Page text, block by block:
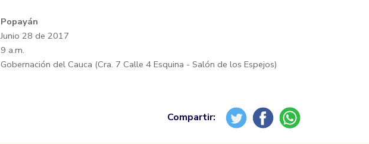
Popayán
Junio 28 de 2017
9 a.m.
Gobernación del Cauca (Cra. 7 Calle 4 Esquina - Salón de los Espejos)